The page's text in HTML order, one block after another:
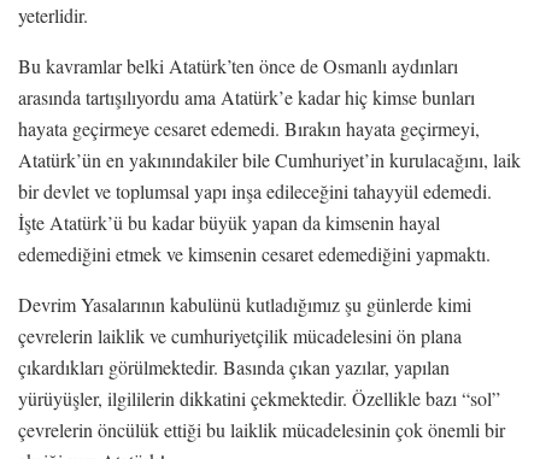
yeterlidir.
Bu kavramlar belki Atatürk’ten önce de Osmanlı aydınları
arasında tartışılıyordu ama Atatürk’e kadar hiç kimse bunları
hayata geçirmeye cesaret edemedi. Bırakın hayata geçirmeyi,
Atatürk’ün en yakınındakiler bile Cumhuriyet’in kurulacağını, laik
bir devlet ve toplumsal yapı inşa edileceğini tahayyül edemedi.
İşte Atatürk’ü bu kadar büyük yapan da kimsenin hayal
edemediğini etmek ve kimsenin cesaret edemediğini yapmaktı.
Devrim Yasalarının kabulünü kutladığımız şu günlerde kimi
çevrelerin laiklik ve cumhuriyetçilik mücadelesini ön plana
çıkardıkları görülmektedir. Basında çıkan yazılar, yapılan
yürüyüşler, ilgililerin dikkatini çekmektedir. Özellikle bazı “sol”
çevrelerin öncülük ettiği bu laiklik mücadelesinin çok önemli bir